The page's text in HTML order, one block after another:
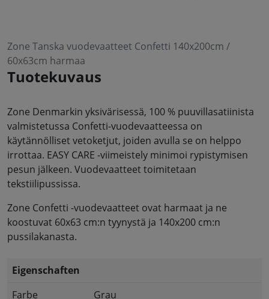
Zone Tanska vuodevaatteet Confetti 140x200cm /
60x63cm harmaa
Tuotekuvaus
Zone Denmarkin yksivärisessä, 100 % puuvillasatiinista
valmistetussa Confetti-vuodevaatteessa on
käytännölliset vetoketjut, joiden avulla se on helppo
irrottaa. EASY CARE -viimeistely minimoi rypistymisen
pesun jälkeen. Vuodevaatteet toimitetaan
tekstiilipussissa.
Zone Confetti -vuodevaatteet ovat harmaat ja ne
koostuvat 60x63 cm:n tyynystä ja 140x200 cm:n
pussilakanasta.
Eigenschaften
Farbe
Grau